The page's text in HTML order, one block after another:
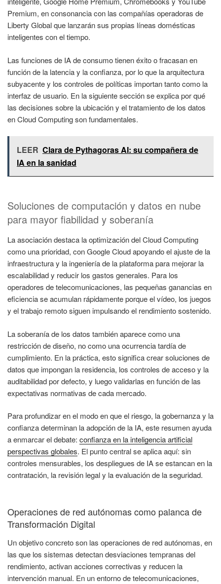
Premium, en consonancia con las compañías operadoras de
Liberty Global que lanzarán sus propias líneas domésticas
inteligentes con el tiempo.
Las funciones de IA de consumo tienen éxito o fracasan en
función de la latencia y la confianza, por lo que la arquitectura
subyacente y los controles de políticas importan tanto como la
interfaz de usuario. En la siguiente sección se explica por qué
las decisiones sobre la ubicación y el tratamiento de los datos
en Cloud Computing son fundamentales.
LEER Clara de Pythagoras AI: su compañera de
IA en la sanidad
Soluciones de computación y datos en nube
para mayor fiabilidad y soberanía
La asociación destaca la optimización del Cloud Computing
como una prioridad, con Google Cloud apoyando el ajuste de la
infraestructura y la ingeniería de la plataforma para mejorar la
escalabilidad y reducir los gastos generales. Para los
operadores de telecomunicaciones, las pequeñas ganancias en
eficiencia se acumulan rápidamente porque el vídeo, los juegos
y el trabajo remoto siguen impulsando el rendimiento sostenido.
La soberanía de los datos también aparece como una
restricción de diseño, no como una ocurrencia tardía de
cumplimiento. En la práctica, esto significa crear soluciones de
datos que impongan la residencia, los controles de acceso y la
auditabilidad por defecto, y luego validarlas en función de las
expectativas normativas de cada mercado.
Para profundizar en el modo en que el riesgo, la gobernanza y la
confianza determinan la adopción de la IA, este resumen ayuda
a enmarcar el debate: confianza en la inteligencia artificial
perspectivas globales. El punto central se aplica aquí: sin
controles mensurables, los despliegues de IA se estancan en la
contratación, la revisión legal y la evaluación de la seguridad.
Operaciones de red autónomas como palanca de
Transformación Digital
Un objetivo concreto son las operaciones de red autónomas, en
las que los sistemas detectan desviaciones tempranas del
rendimiento, activan acciones correctivas y reducen la
intervención manual. En un entorno de telecomunicaciones,